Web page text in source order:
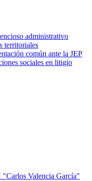
administrativo
territoriales
común ante la JEP
sociales en litigio
Valencia García"